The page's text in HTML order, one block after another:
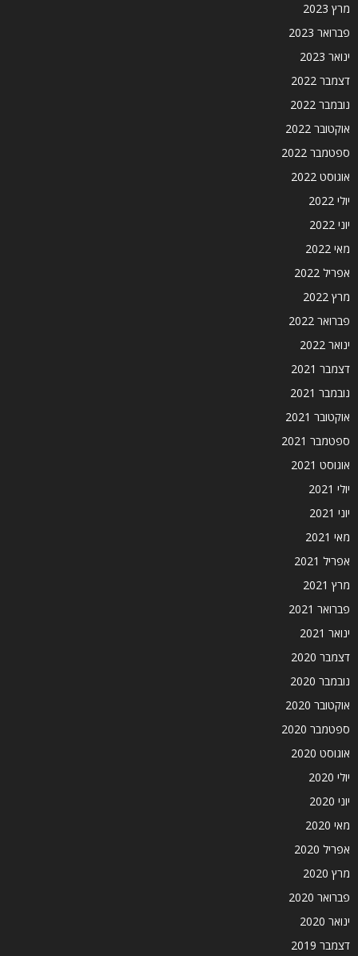
מרץ 2023
פברואר 2023
ינואר 2023
דצמבר 2022
נובמבר 2022
אוקטובר 2022
ספטמבר 2022
אוגוסט 2022
יולי 2022
יוני 2022
מאי 2022
אפריל 2022
מרץ 2022
פברואר 2022
ינואר 2022
דצמבר 2021
נובמבר 2021
אוקטובר 2021
ספטמבר 2021
אוגוסט 2021
יולי 2021
יוני 2021
מאי 2021
אפריל 2021
מרץ 2021
פברואר 2021
ינואר 2021
דצמבר 2020
נובמבר 2020
אוקטובר 2020
ספטמבר 2020
אוגוסט 2020
יולי 2020
יוני 2020
מאי 2020
אפריל 2020
מרץ 2020
פברואר 2020
ינואר 2020
דצמבר 2019